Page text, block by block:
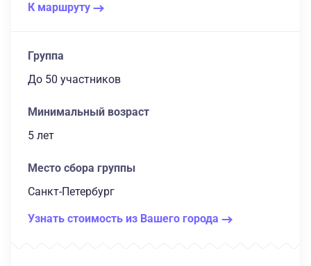
К маршруту
Группа
до 50 участников
Минимальный возраст
5 лет
Место сбора группы
Санкт-Петербург
Узнать стоимость из Вашего города